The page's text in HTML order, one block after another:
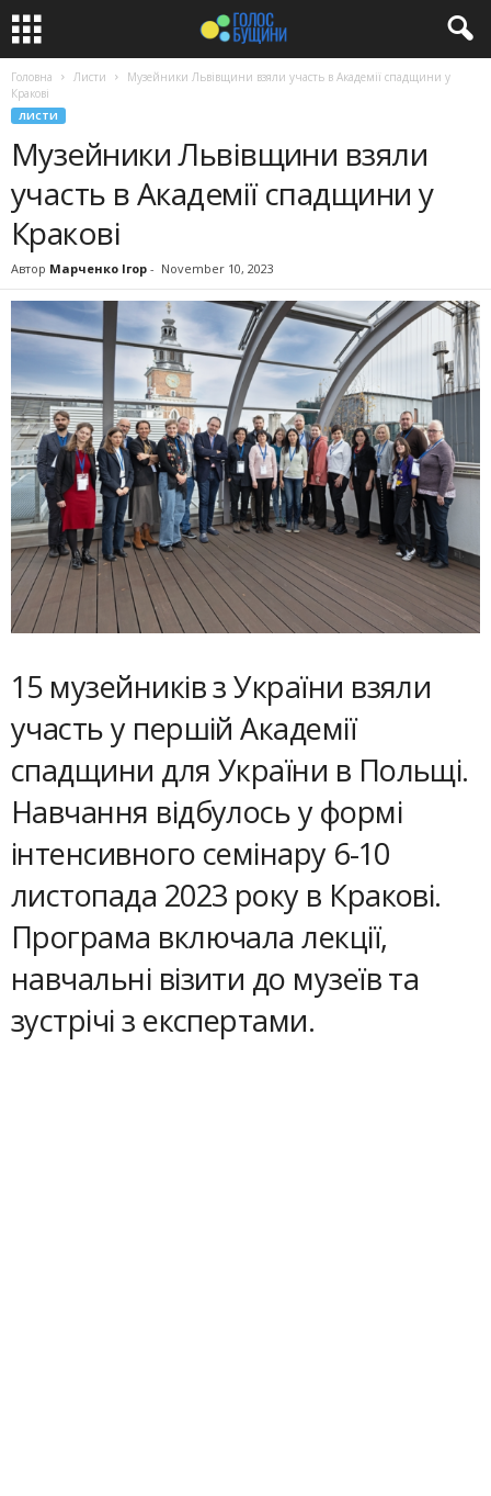
Головна Листи
Музейники Львівщини взяли участь в Академії спадщини у
Кракові
ЛИСТИ
Музейники Львівщини взяли
участь в Академії спадщини у
Кракові
Автор Марченко Ігор - November 10, 2023
15 музейників з України взяли
участь у першій Академії
спадщини для України в Польщі.
Навчання відбулось у формі
інтенсивного семінару 6-10
листопада 2023 року в Кракові.
Програма включала лекції,
навчальні візити до музеїв та
зустрічі з експертами.